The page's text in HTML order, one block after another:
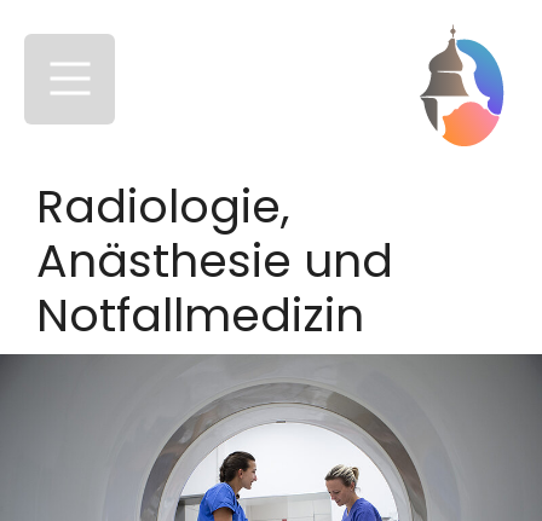
Radiologie,
Anästhesie und
Notfallmedizin